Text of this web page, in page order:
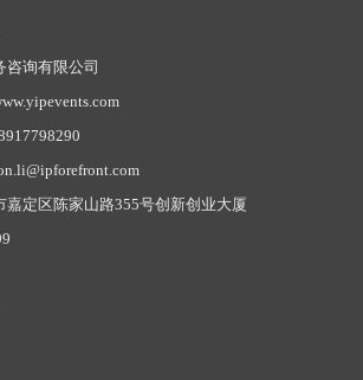
咨询有限公司
嘉定区陈家山路355号创新创业大厦